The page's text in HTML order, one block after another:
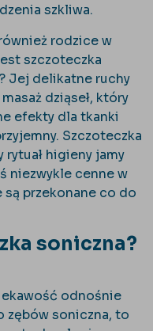
szkliwa.
rodzice w
szczoteczka
Jej delikatne ruchy
dziąseł, który
efekty dla tkanki
Szczoteczka
higieny jamy
niezwykle cenne w
przekonane co do
soniczna?
odnośnie
zębów soniczna, to